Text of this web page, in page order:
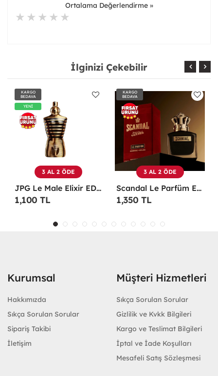
Ortalama Değerlendirme »
İlginizi Çekebilir
KARGO
BEDAVA
3 AL 2 ÖDE
Scandal Le Parfüm EDP 100 ML Erkek Parfüm -
1,350 TL
KARGO
BEDAVA
3 AL 2 ÖDE
Christian Dior Sauvage EDP 100 ML Erkek Parfüm - CDDS
1,100 TL
Kurumsal
Hakkımızda
Sıkça Sorulan Sorular
Sipariş Takibi
İletişim
Müşteri Hizmetleri
Sıkça Sorulan Sorular
Gizlilik ve Kvkk Bilgileri
Kargo ve Teslimat Bilgileri
İptal ve İade Koşulları
Mesafeli Satış Sözleşmesi